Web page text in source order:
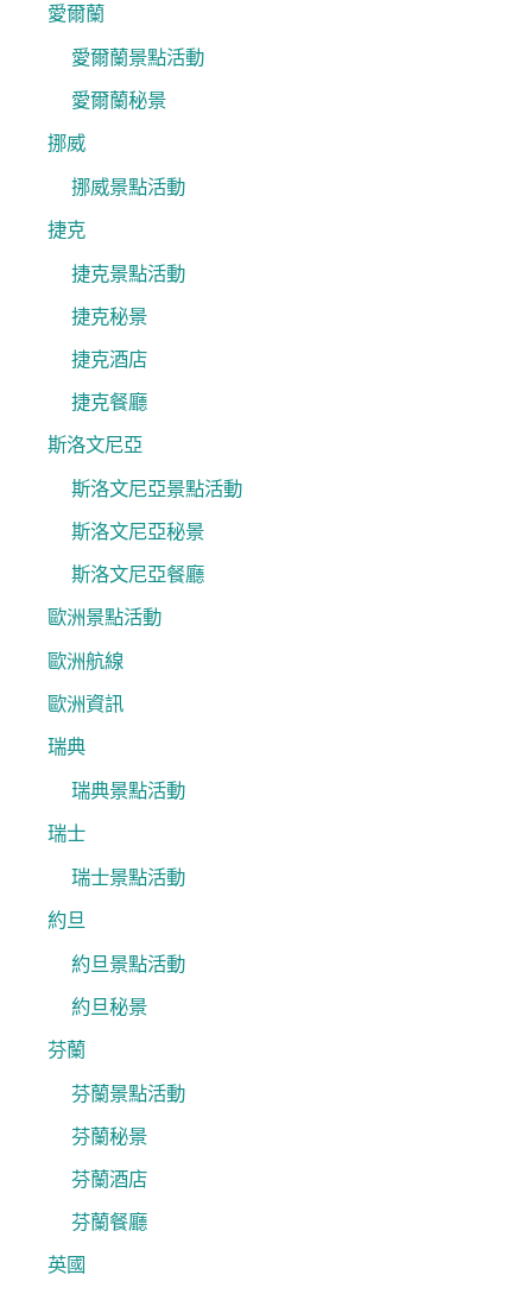
愛爾蘭
愛爾蘭景點活動
愛爾蘭秘景
挪威
挪威景點活動
捷克
捷克景點活動
捷克秘景
捷克酒店
捷克餐廳
斯洛文尼亞
斯洛文尼亞景點活動
斯洛文尼亞秘景
斯洛文尼亞餐廳
歐洲景點活動
歐洲航線
歐洲資訊
瑞典
瑞典景點活動
瑞士
瑞士景點活動
約旦
約旦景點活動
約旦秘景
芬蘭
芬蘭景點活動
芬蘭秘景
芬蘭酒店
芬蘭餐廳
英國